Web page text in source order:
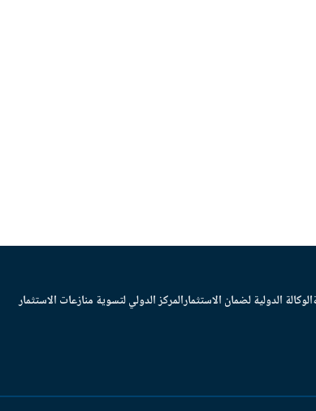
الوكالة الدولية لضمان الاستثمارالمركز الدولي لتسوية منازعات الاستثمار